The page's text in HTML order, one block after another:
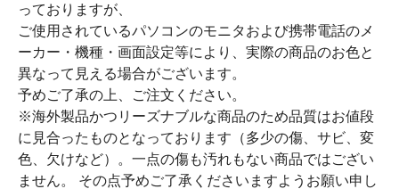
っておりますが、
ご使用されているパソコンのモニタおよび携帯電話のメ
ーカー・機種・画面設定等により、実際の商品のお色と
異なって見える場合がございます。
予めご了承の上、ご注文ください。
※海外製品かつリーズナブルな商品のため品質はお値段
に見合ったものとなっております（多少の傷、サビ、変
色、欠けなど）。一点の傷も汚れもない商品ではござい
ません。 その点予めご了承くださいますようお願い申し